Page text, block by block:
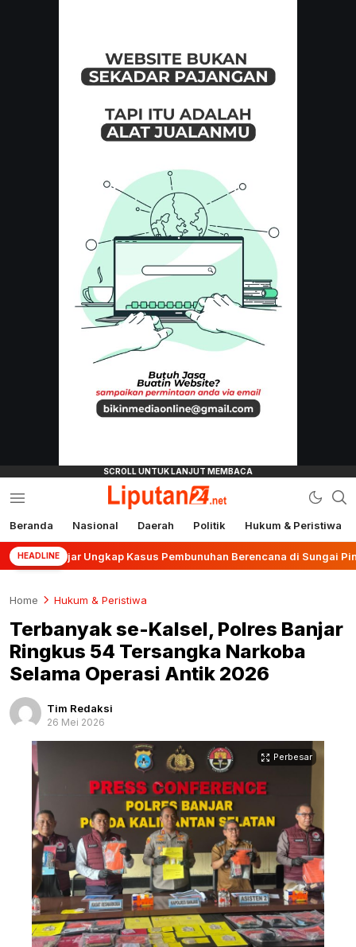
liputan24.net
Beranda Nasional Daerah Politik Hukum & Peristiwa
HEADLINE
Ungkap Kasus Pembunuhan Berencana di Sungai Pinang
Home Hukum & Peristiwa
Terbanyak se-Kalsel, Polres Banjar
Ringkus 54 Tersangka Narkoba
Selama Operasi Antik 2026
Tim Redaksi
26 Mei 2026
Perbesar